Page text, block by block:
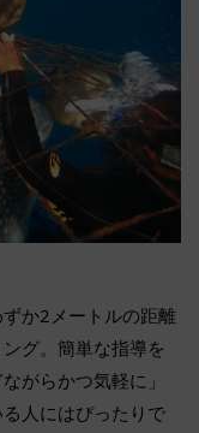
か2メートルの距離
グ。簡単な指導を
がらかつ気軽に」
人にはぴったりで